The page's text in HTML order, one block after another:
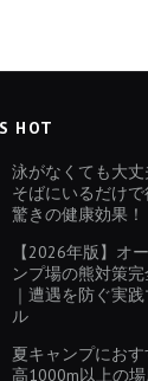
HOT
泳がなくても大
そばにいるだけで
驚きの健康効果！
【2026年版】オ
ンプ場の熊対策
｜遭遇を防ぐ実
ル
夏キャンプにお
高1000m以上の